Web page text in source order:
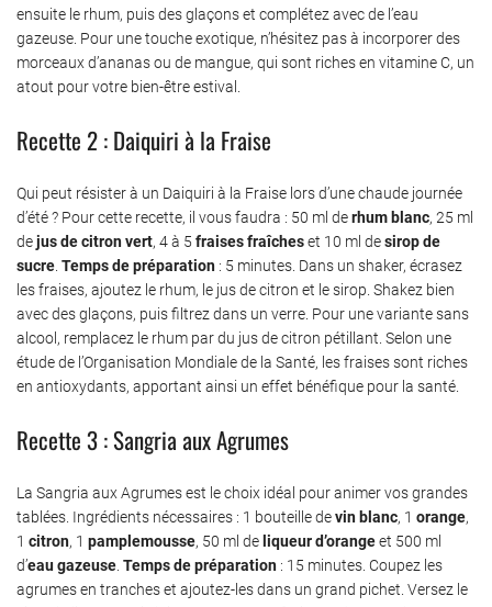
ensuite le rhum, puis des glaçons et complétez avec de l’eau
gazeuse. Pour une touche exotique, n’hésitez pas à incorporer des
morceaux d’ananas ou de mangue, qui sont riches en vitamine C, un
atout pour votre bien-être estival.
Recette 2 : Daiquiri à la Fraise
Qui peut résister à un Daiquiri à la Fraise lors d’une chaude journée
d’été ? Pour cette recette, il vous faudra : 50 ml derhum blanc, 25 ml
dejus de citron vert, 4 à 5 fraises fraîcheset 10 ml desirop de
sucre Temps de préparation : 5 minutes. Dans un shaker, écrasez
les fraises, ajoutez le rhum, le jus de citron et le sirop. Shakez bien
avec des glaçons, puis filtrez dans un verre. Pour une variante sans
alcool, remplacez le rhum par du jus de citron pétillant. Selon une
étude de l’Organisation Mondiale de la Santé, les fraises sont riches
en antioxydants, apportant ainsi un effet bénéfique pour la santé.
Recette 3 : Sangria aux Agrumes
La Sangria aux Agrumes est le choix idéal pour animer vos grandes
tablées. Ingrédients nécessaires : 1 bouteille devin blanc, 1 orange,
1 citron, 1 pamplemousse, 50 ml de liqueur d’orangeet 500 ml
d’eau gazeuse Temps de préparation : 15 minutes. Coupez les
agrumes en tranches et ajoutez-les dans un grand pichet. Versez le